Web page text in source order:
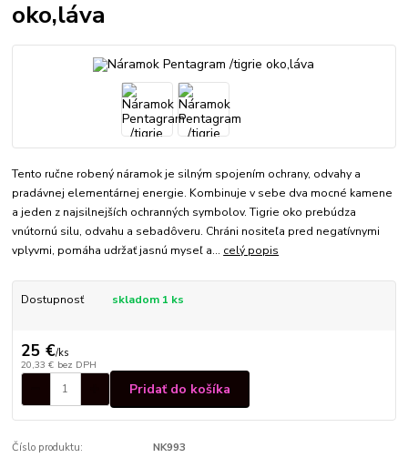
oko,láva
Tento ručne robený náramok je silným spojením ochrany, odvahy a
pradávnej elementárnej energie. Kombinuje v sebe dva mocné kamene
a jeden z najsilnejších ochranných symbolov. Tigrie oko prebúdza
vnútornú silu, odvahu a sebadôveru. Chráni nositeľa pred negatívnymi
vplyvmi, pomáha udržať jasnú myseľ a... celý popis
Dostupnosť skladom 1 ks
25 €/ks
20,33 € bez DPH
Pridať do košíka
Číslo produktu: NK993